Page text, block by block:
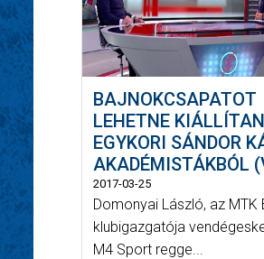
BAJNOKCSAPATOT
LEHETNE
EGYKORI SÁNDOR
AKADÉMISTÁKBÓL
2017-03-25
Domonyai László, az MTK
klubigazgatója
M4 Sport regge...